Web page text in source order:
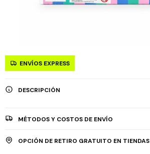
ENVÍOS EXPRESS
DESCRIPCIÓN
MÉTODOS Y COSTOS DE ENVÍO
OPCIÓN DE RETIRO GRATUITO EN TIENDAS